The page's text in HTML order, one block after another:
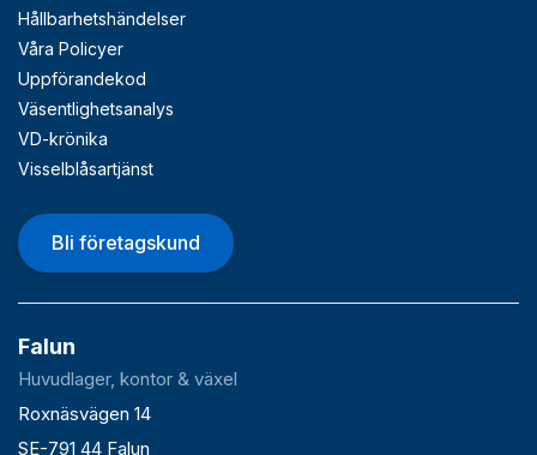
Hållbarhetshändelser
Våra Policyer
Uppförandekod
Väsentlighetsanalys
VD-krönika
Visselblåsartjänst
Bli företagskund
Falun
Huvudlager, kontor & växel
Roxnäsvägen 14
SE-791 44 Falun